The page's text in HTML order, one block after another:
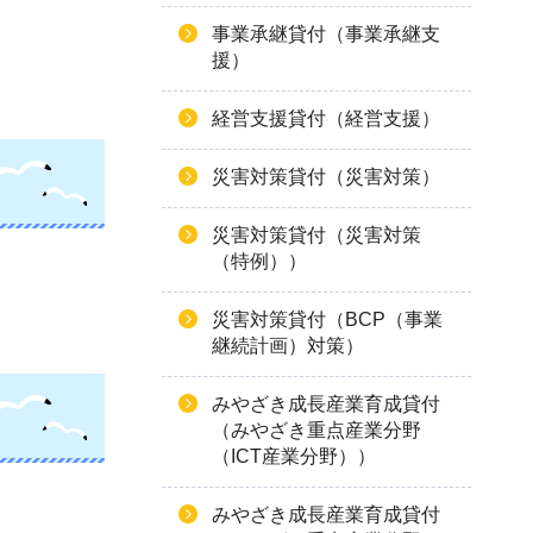
事業承継貸付（事業承継支
援）
経営支援貸付（経営支援）
災害対策貸付（災害対策）
災害対策貸付（災害対策
（特例））
災害対策貸付（BCP（事業
継続計画）対策）
みやざき成長産業育成貸付
（みやざき重点産業分野
（ICT産業分野））
みやざき成長産業育成貸付